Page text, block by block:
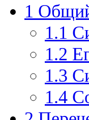
1
1.1
1.2
1.3
1.4